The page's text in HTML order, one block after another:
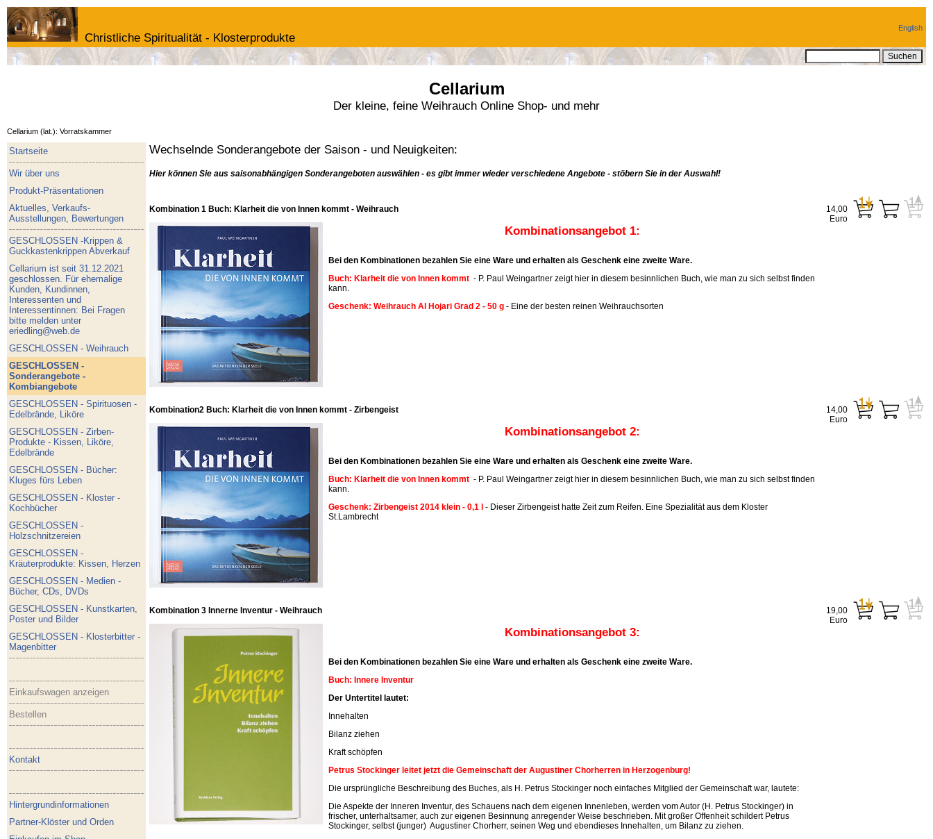
Christliche Spiritualität - Klosterprodukte
English
Cellarium
Der kleine, feine Weihrauch Online Shop- und mehr
Cellarium (lat.): Vorratskammer
Startseite
Wir über uns
Produkt-Präsentationen
Aktuelles, Verkaufs-
Ausstellungen, Bewertungen
GESCHLOSSEN -Krippen &
Guckkastenkrippen Abverkauf
Cellarium ist seit 31.12.2021
geschlossen. Für ehemalige
Kunden, Kundinnen,
Interessenten und
Interessentinnen: Bei Fragen
bitte melden unter
eriedling@web.de
GESCHLOSSEN - Weihrauch
GESCHLOSSEN -
Sonderangebote -
Kombiangebote
GESCHLOSSEN - Spirituosen -
Edelbrände, Liköre
GESCHLOSSEN - Zirben-
Produkte - Kissen, Liköre,
Edelbrände
GESCHLOSSEN - Bücher:
Kluges fürs Leben
GESCHLOSSEN - Kloster -
Kochbücher
GESCHLOSSEN -
Holzschnitzereien
GESCHLOSSEN -
Kräuterprodukte: Kissen, Herzen
GESCHLOSSEN - Medien -
Bücher, CDs, DVDs
GESCHLOSSEN - Kunstkarten,
Poster und Bilder
GESCHLOSSEN - Klosterbitter -
Magenbitter
Einkaufswagen anzeigen
Bestellen
Kontakt
Hintergrundinformationen
Partner-Klöster und Orden
Wechselnde Sonderangebote der Saison - und Neuigkeiten:
Hier können Sie aus saisonabhängigen Sonderangeboten auswählen - es gibt immer wieder verschiedene Angebote - stöbern Sie in der Auswahl!
Kombination 1 Buch: Klarheit die von Innen kommt - Weihrauch
Kombinationsangebot 1:
Bei den Kombinationen bezahlen Sie eine Ware und erhalten als Geschenk eine zweite Ware.
Buch: Klarheit die von Innen kommt - P. Paul Weingartner zeigt hier in diesem besinnlichen Buch, wie man zu sich selbst finden
kann.
Geschenk: Weihrauch Al Hojari Grad 2 - 50 g - Eine der besten reinen Weihrauchsorten
14,00
Euro
Kombination2 Buch: Klarheit die von Innen kommt - Zirbengeist
Kombinationsangebot 2:
Bei den Kombinationen bezahlen Sie eine Ware und erhalten als Geschenk eine zweite Ware.
Buch: Klarheit die von Innen kommt - P. Paul Weingartner zeigt hier in diesem besinnlichen Buch, wie man zu sich selbst finden
kann.
Geschenk: Zirbengeist 2014 klein - 0,1 l - Dieser Zirbengeist hatte Zeit zum Reifen. Eine Spezialität aus dem Kloster
St.Lambrecht
14,00
Euro
Kombination 3 Innerne Inventur - Weihrauch
Kombinationsangebot 3:
Bei den Kombinationen bezahlen Sie eine Ware und erhalten als Geschenk eine zweite Ware.
Buch: Innere Inventur
Der Untertitel lautet:
Innehalten
Bilanz ziehen
Kraft schöpfen
Petrus Stockinger leitet jetzt die Gemeinschaft der Augustiner Chorherren in Herzogenburg!
Die ursprüngliche Beschreibung des Buches, als H. Petrus Stockinger noch einfaches Mitglied der Gemeinschaft war, lautete:
Die Aspekte der Inneren Inventur, des Schauens nach dem eigenen Innenleben, werden vom Autor (H. Petrus Stockinger) in
frischer, unterhaltsamer, auch zur eigenen Besinnung anregender Weise beschrieben. Mit großer Offenheit schildert Petrus
Stockinger, selbst (junger) Augustiner Chorherr, seinen Weg und ebendieses Innehalten, um Bilanz zu ziehen.
19,00
Euro